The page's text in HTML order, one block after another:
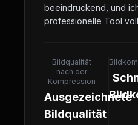
beeindruckend, und
professionelle Tool
Bildqualität
nach der
Kompression
Ausgezeichnete
Bildqualität